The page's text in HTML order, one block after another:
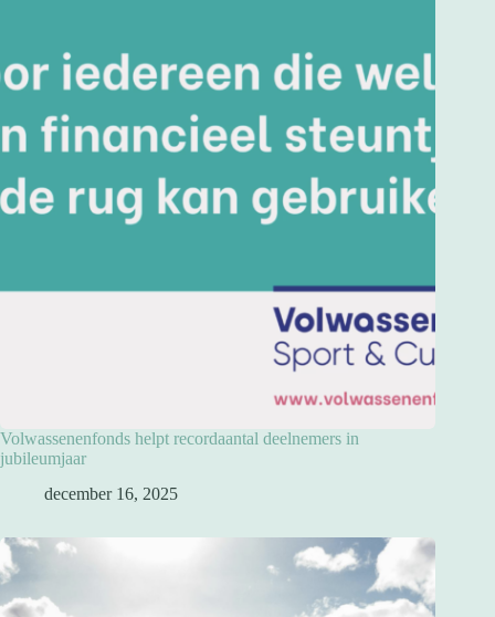
Volwassenenfonds helpt recordaantal deelnemers in
jubileumjaar
december 16, 2025